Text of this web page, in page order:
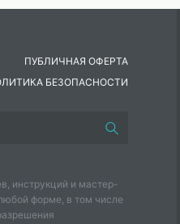
ПУБЛИЧНАЯ ОФЕРТА
БЕЗОПАСНОСТИ
инструкций и мастер-
форме, в том числе